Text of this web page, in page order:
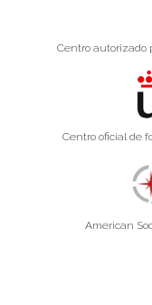
Centro autorizado
Centro oficial de
American